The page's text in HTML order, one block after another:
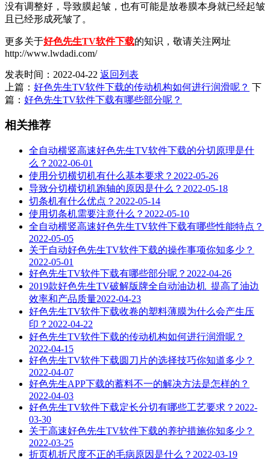
没有调整好，导致膜起皱，也有可能是放卷膜本身就已经起皱
且已经形成死皱了。
更多关于好色先生TV软件下载的知识，敬请关注网址
http://www.lwdadi.com/
发表时间：2022-04-22 返回列表
上篇： 好色先生TV软件下载的传动机构如何进行润滑呢？ 下
篇： 好色先生TV软件下载有哪些部分呢？
相关推荐
全自动横竖高速好色先生TV软件下载的分切原理是什
么？ 2022-06-01
使用分切横切机有什么基本要求？ 2022-05-26
导致分切横切机跑轴的原因是什么？ 2022-05-18
切条机有什么优点？ 2022-05-14
使用切条机需要注意什么？ 2022-05-10
全自动横竖高速好色先生TV软件下载有哪些性能特点？
2022-05-05
关于自动好色先生TV软件下载的操作事项你知多少？
2022-05-01
好色先生TV软件下载有哪些部分呢？ 2022-04-26
2019款好色先生TV破解版牌全自动油边机_提高了油边
效率和产品质量2022-04-23
好色先生TV软件下载收卷的塑料薄膜为什么会产生压
印？ 2022-04-22
好色先生TV软件下载的传动机构如何进行润滑呢？
2022-04-15
好色先生TV软件下载圆刀片的选择技巧你知道多少？
2022-04-07
好色先生APP下载的蓄料不一的解决方法是怎样的？
2022-04-03
好色先生TV软件下载定长分切有哪些工艺要求？ 2022-
03-30
关于高速好色先生TV软件下载的养护措施你知多少？
2022-03-25
折页机折尺度不正的毛病原因是什么？ 2022-03-19